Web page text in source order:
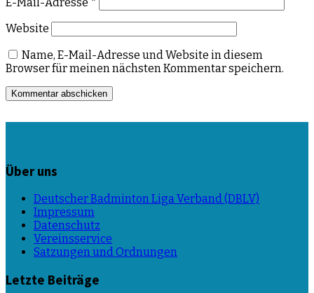
Website
Name, E-Mail-Adresse und Website in diesem
Browser für meinen nächsten Kommentar speichern.
Über uns
Deutscher Badminton Liga Verband (DBLV)
Impressum
Datenschutz
Vereinsservice
Satzungen und Ordnungen
Letzte Beiträge